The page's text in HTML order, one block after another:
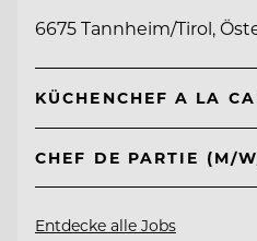
6675 Tannheim/Tirol,
KÜCHENCHEF A LA
CHEF DE PARTIE (M/
Entdecke alle Jobs